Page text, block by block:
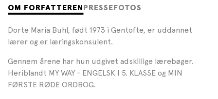
OM FORFATTERENPRESSEFOTOS
Dorte Maria Buhl, født 1973 i Gentofte, er uddannet
lærer og er læringskonsulent.
Gennem årene har hun udgivet adskillige lærebøger.
Heriblandt MY WAY - ENGELSK I 5. KLASSE og MIN
FØRSTE RØDE ORDBOG.